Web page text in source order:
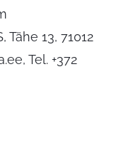
Tähe 13, 71012
, Tel. +372